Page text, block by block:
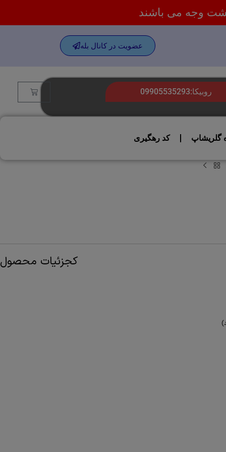
وجه می باشند
عضویت در کانال بله
روبیکا:09905535293
گلریشاپ کد رهگیری
کجزئیات محصول